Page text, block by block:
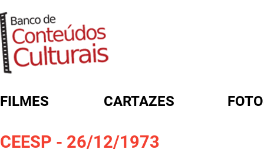
FILMES CARTAZES
CEESP - 26/12/1973
FORMULÁRIO DE BUSCA